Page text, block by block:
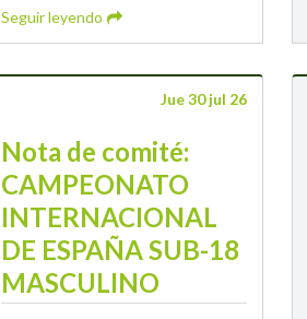
Seguir leyendo
Jue 30 jul 26
Nota de comité:
CAMPEONATO
INTERNACIONAL
DE ESPAÑA SUB-18
MASCULINO